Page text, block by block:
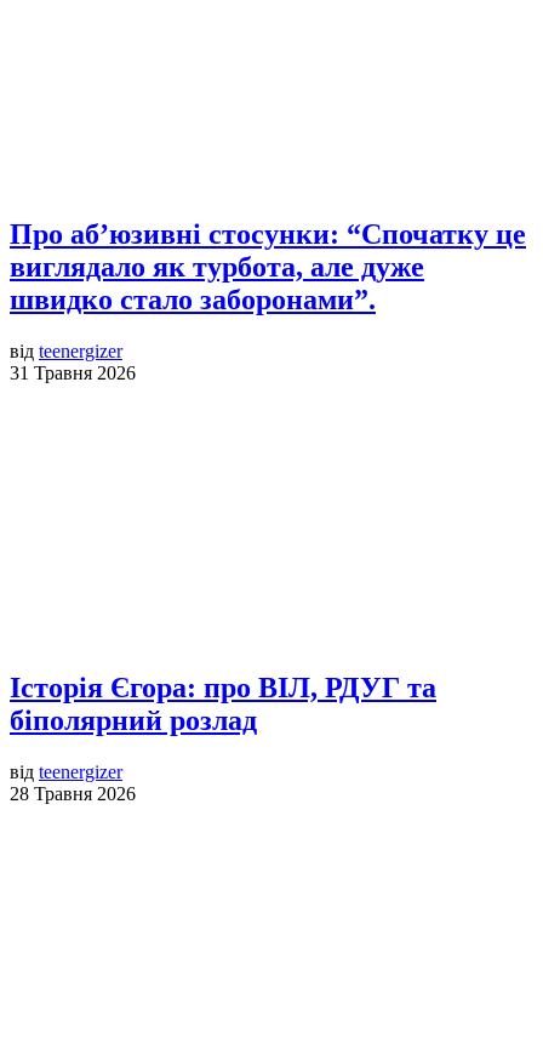
Про аб’юзивні стосунки: “Спочатку це
виглядало як турбота, але дуже
швидко стало заборонами”.
від teenergizer
31 Травня 2026
Історія Єгора: про ВІЛ, РДУГ та
біполярний розлад
від teenergizer
28 Травня 2026